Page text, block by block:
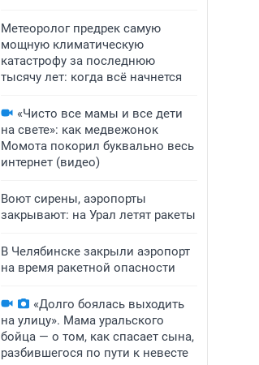
Метеоролог предрек самую
мощную климатическую
катастрофу за последнюю
тысячу лет: когда всё начнется
«Чисто все мамы и все дети
на свете»: как медвежонок
Момота покорил буквально весь
интернет (видео)
Воют сирены, аэропорты
закрывают: на Урал летят ракеты
В Челябинске закрыли аэропорт
на время ракетной опасности
«Долго боялась выходить
на улицу». Мама уральского
бойца — о том, как спасает сына,
разбившегося по пути к невесте